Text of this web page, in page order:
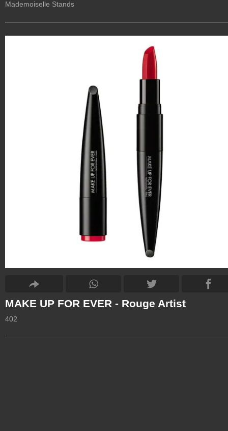
Mademoiselle Stands
MAKE UP FOR EVER - Rouge Artist
402